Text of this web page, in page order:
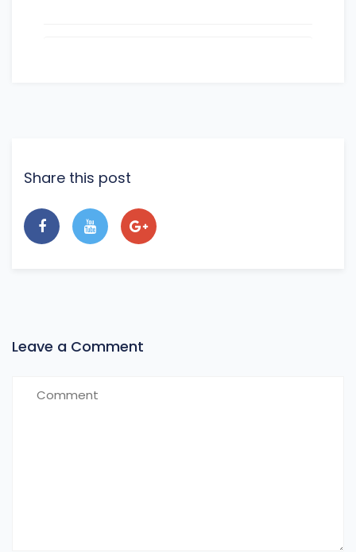
Share this post
Leave a Comment